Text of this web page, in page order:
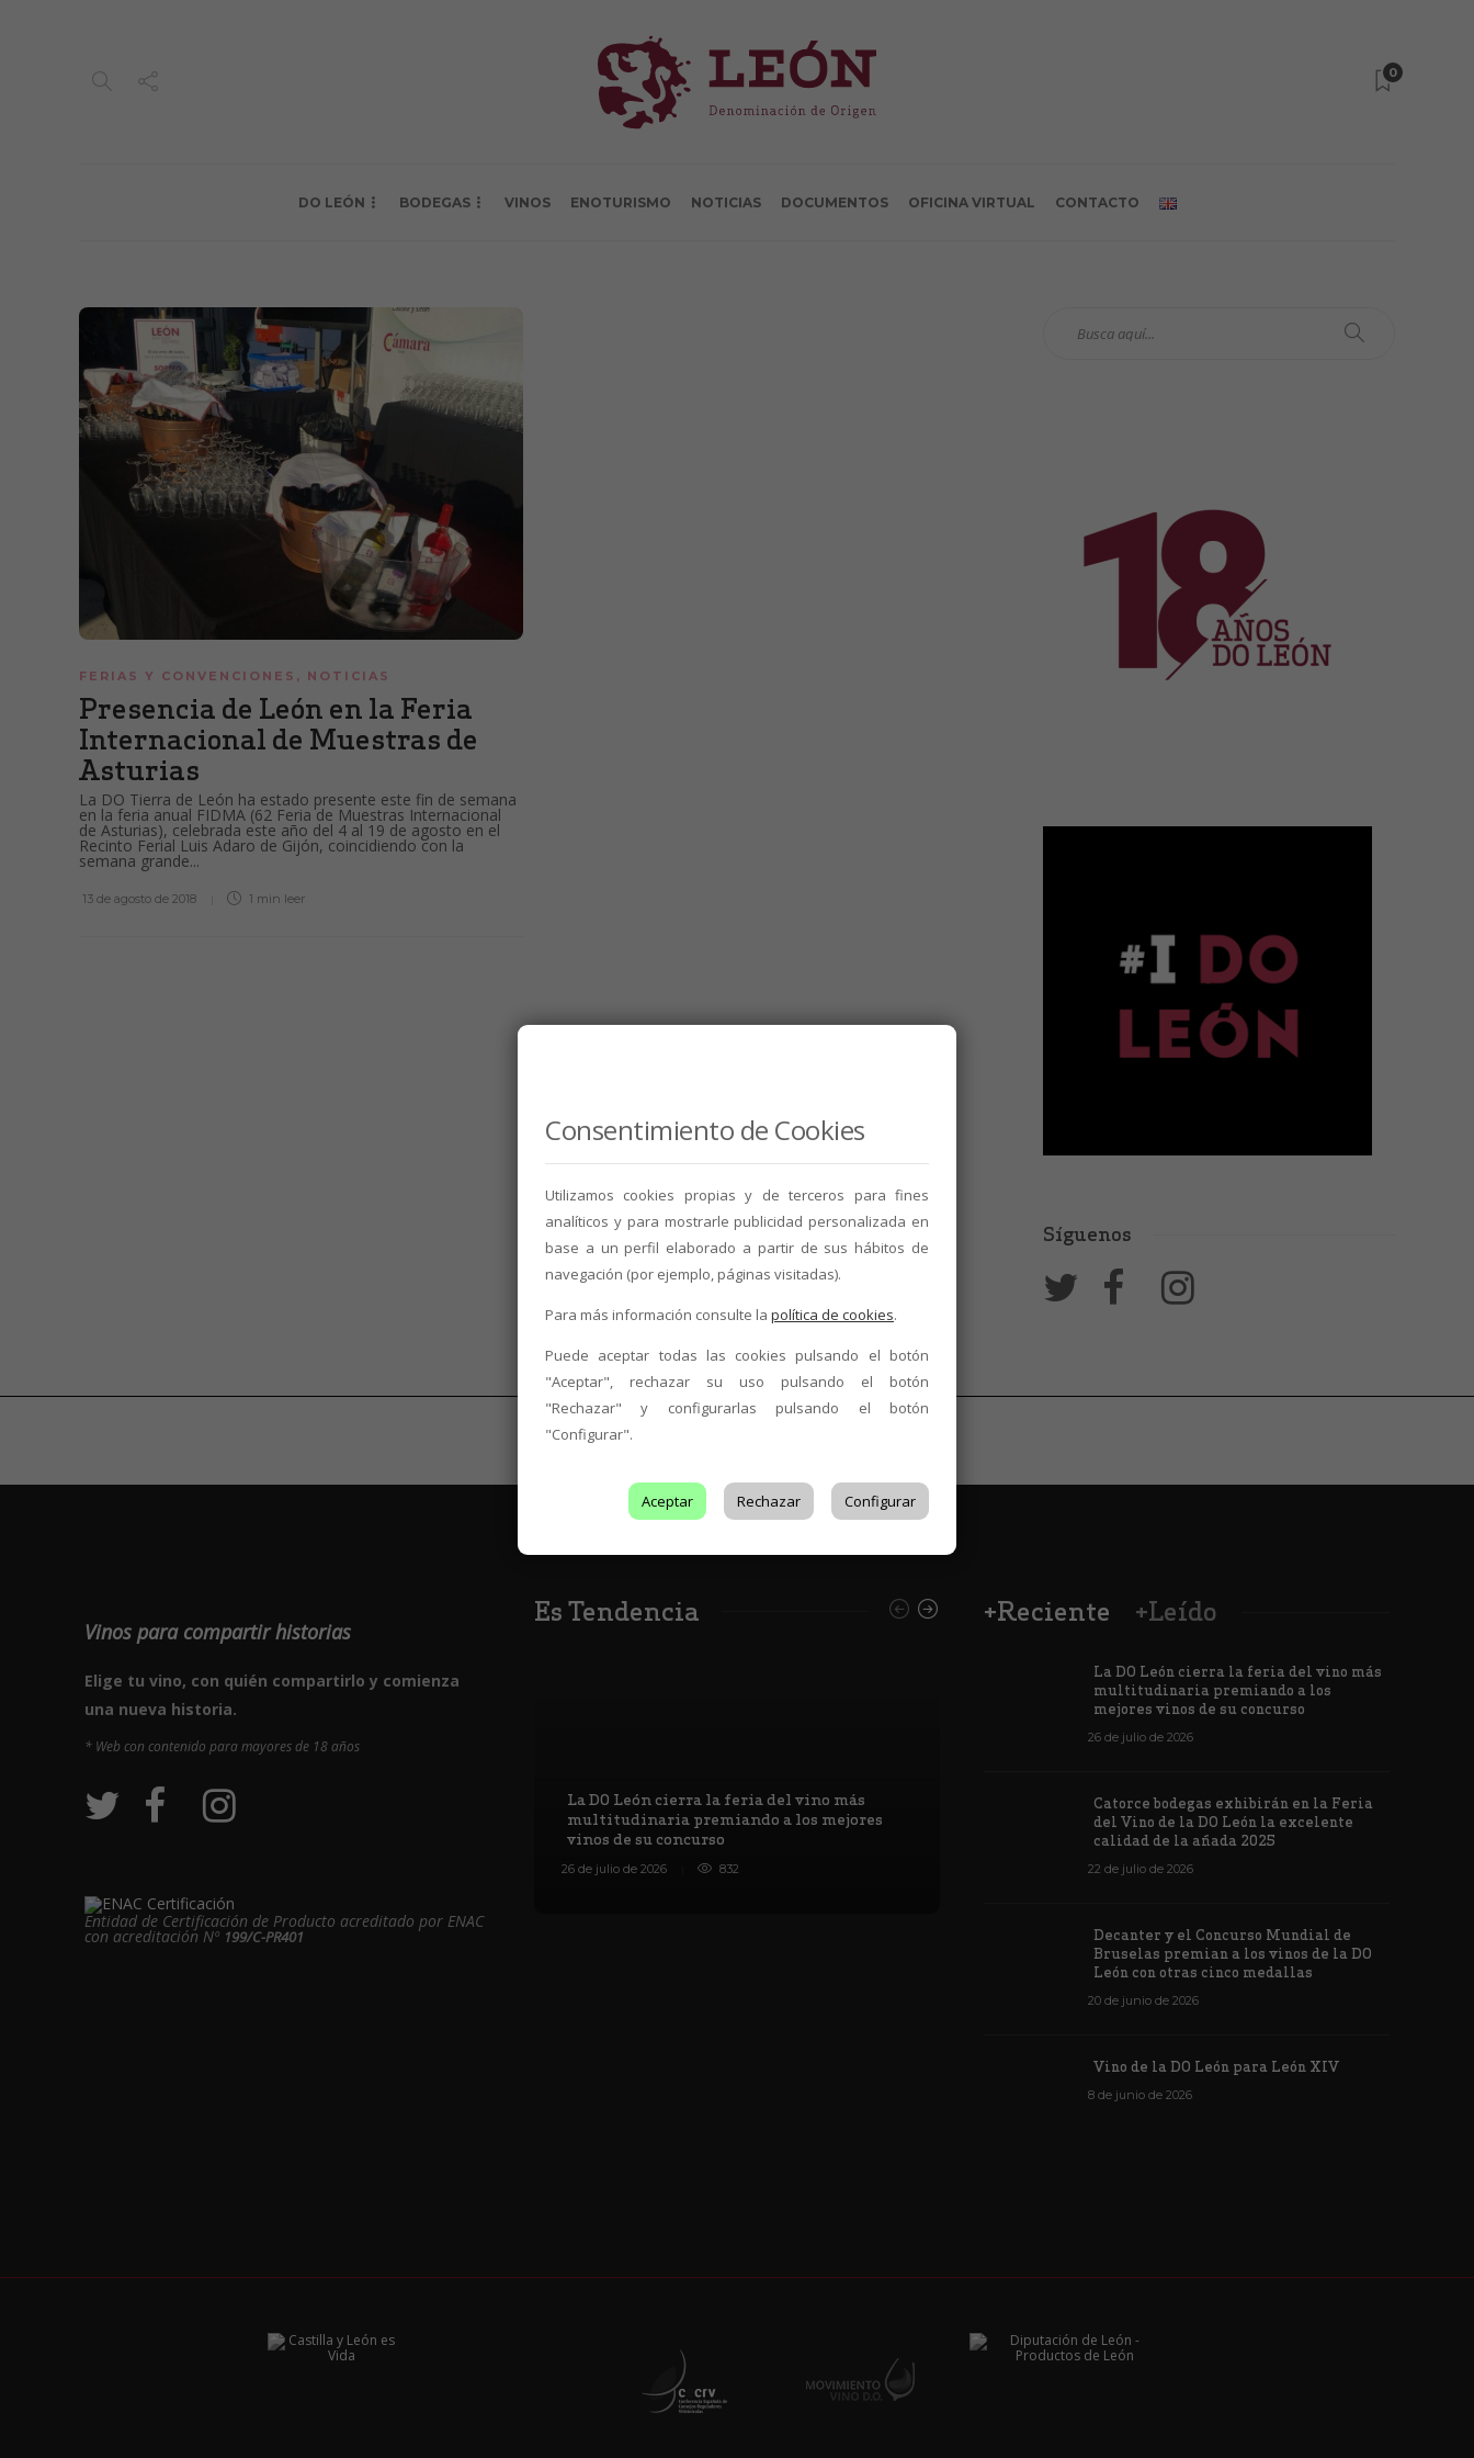
0
DO LEÓN BODEGAS VINOS ENOTURISMO NOTICIAS DOCUMENTOS OFICINA VIRTUAL CONTACTO
FERIAS Y CONVENCIONES , NOTICIAS
Presencia de León en la Feria
Internacional de Muestras de
Asturias
La DO Tierra de León ha estado presente este fin de semana
en la feria anual FIDMA (62 Feria de Muestras Internacional
de Asturias), celebrada este año del 4 al 19 de agosto en el
Recinto Ferial Luis Adaro de Gijón, coincidiendo con la
semana grande...
13 de agosto de 2018 1 min leer
Síguenos
Vinos para compartir historias
Elige tu vino, con quién compartirlo y comienza
una nueva historia.
* Web con contenido para mayores de 18 años
Entidad de Certificación de Producto acreditado por ENAC
con acreditación Nº 199/C-PR401
Es Tendencia
La DO León cierra la feria del vino más
multitudinaria premiando a los mejores
vinos de su concurso
26 de julio de 2026 832
Vino de la DO León para León XIV
1171
+Reciente +Leído
La DO León cierra la feria del vino más
multitudinaria premiando a los
mejores vinos de su concurso
26 de julio de 2026
Catorce bodegas exhibirán en la Feria
del Vino de la DO León la excelente
calidad de la añada 2025
22 de julio de 2026
Decanter y el Concurso Mundial de
Bruselas premian a los vinos de la DO
León con otras cinco medallas
20 de junio de 2026
Vino de la DO León para León XIV
8 de junio de 2026
Consentimiento de Cookies
Utilizamos cookies propias y de terceros para fines
analíticos y para mostrarle publicidad personalizada en
base a un perfil elaborado a partir de sus hábitos de
navegación (por ejemplo, páginas visitadas).
Para más información consulte la política de cookies.
Puede aceptar todas las cookies pulsando el botón
"Aceptar", rechazar su uso pulsando el botón
"Rechazar" y configurarlas pulsando el botón
"Configurar".
Aceptar Rechazar Configurar